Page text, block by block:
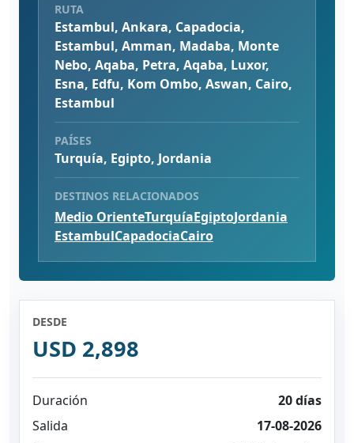
RUTA
Estambul, Ankara, Capadocia,
Estambul, Amman, Madaba, Monte
Nebo, Aqaba, Petra, Aqaba, Luxor,
Esna, Edfu, Kom Ombo, Aswan, Cairo,
Estambul
PAÍSES
Turquía, Egipto, Jordania
DESTINOS RELACIONADOS
Medio OrienteTurquíaEgiptoJordania
EstambulCapadociaCairo
DESDE
USD 2,898
Duración
20 días
Salida
17-08-2026